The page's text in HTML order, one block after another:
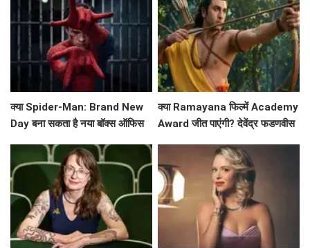
क्या Spider-Man: Brand New
Day बना सकता है नया बॉक्स ऑफिस
क्या Ramayana फिल्में Academy
Award जीत पाएंगी? देवेंद्र फडणवीस